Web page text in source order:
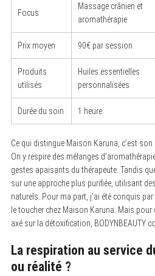
Focus
Massage crânien et
aromathérapie
Prix moyen 90€ par session
Produits
utilisés
Huiles essentielles
personnalisées
Durée du soin 1 heure
Ce qui distingue Maison Karuna, c’est
On y respire des mélanges
gestes apaisants du thérapeute. Tandis
sur une approche plus purifiée, utilisant
naturels. Pour ma part, j’ai été conquis
le toucher chez Maison Karuna. Mais pour
axé sur la détoxification, BODYNBEAUTY
La respiration au service
ou réalité ?